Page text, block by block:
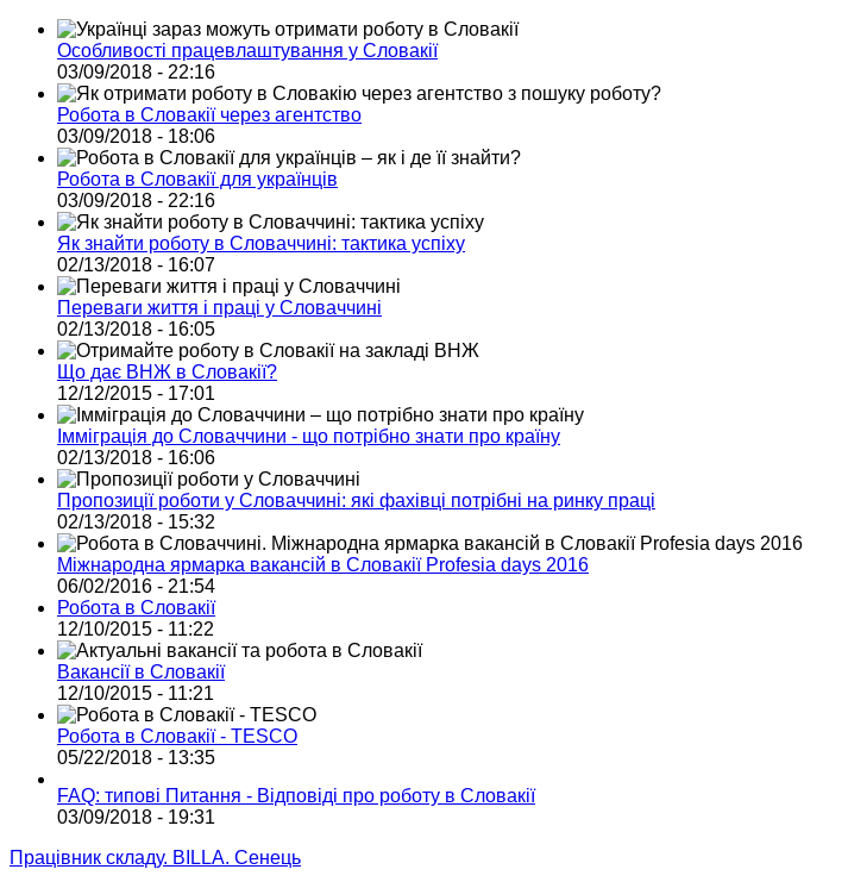
Особливості працевлаштування у Словакії
03/09/2018 - 22:16
Робота в Словакії через агентство
03/09/2018 - 18:06
Робота в Словакії для українців
03/09/2018 - 22:16
Як знайти роботу в Словаччині: тактика успіху
02/13/2018 - 16:07
Переваги життя і праці у Словаччині
02/13/2018 - 16:05
Що дає ВНЖ в Словакії?
12/12/2015 - 17:01
Імміграція до Словаччини - що потрібно знати про країну
02/13/2018 - 16:06
Пропозиції роботи у Словаччині: які фахівці потрібні на ринку праці
02/13/2018 - 15:32
Міжнародна ярмарка вакансій в Словакії Profesia days 2016
06/02/2016 - 21:54
Робота в Словакії
12/10/2015 - 11:22
Вакансії в Словакії
12/10/2015 - 11:21
Робота в Словакії - TESCO
05/22/2018 - 13:35
FAQ: типові Питання - Відповіді про роботу в Словакії
03/09/2018 - 19:31
Працівник складу. BILLA. Сенець